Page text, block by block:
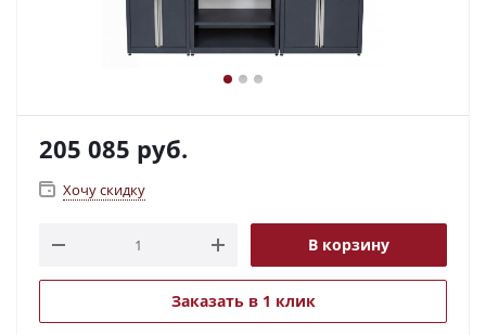
205 085 руб.
Хочу скидку
В корзину
Заказать в 1 клик